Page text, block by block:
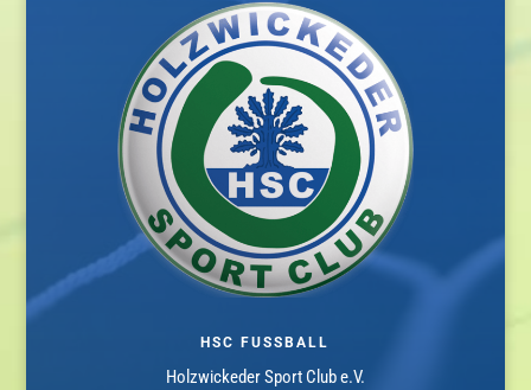
HSC FUSSBALL
Holzwickeder Sport Club e.V.